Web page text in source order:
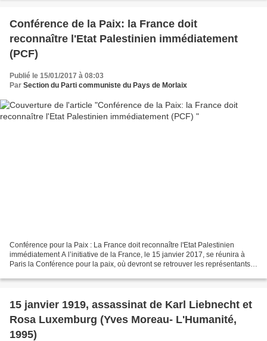
Conférence de la Paix: la France doit
reconnaître l'Etat Palestinien immédiatement
(PCF)
Publié le 15/01/2017 à 08:03
Par Section du Parti communiste du Pays de Morlaix
Conférence pour la Paix : La France doit reconnaître l'Etat Palestinien
immédiatement A l’initiative de la France, le 15 janvier 2017, se réunira à
Paris la Conférence pour la paix, où devront se retrouver les représentants
15 janvier 1919, assassinat de Karl Liebnecht et
Rosa Luxemburg (Yves Moreau- L'Humanité,
1995)